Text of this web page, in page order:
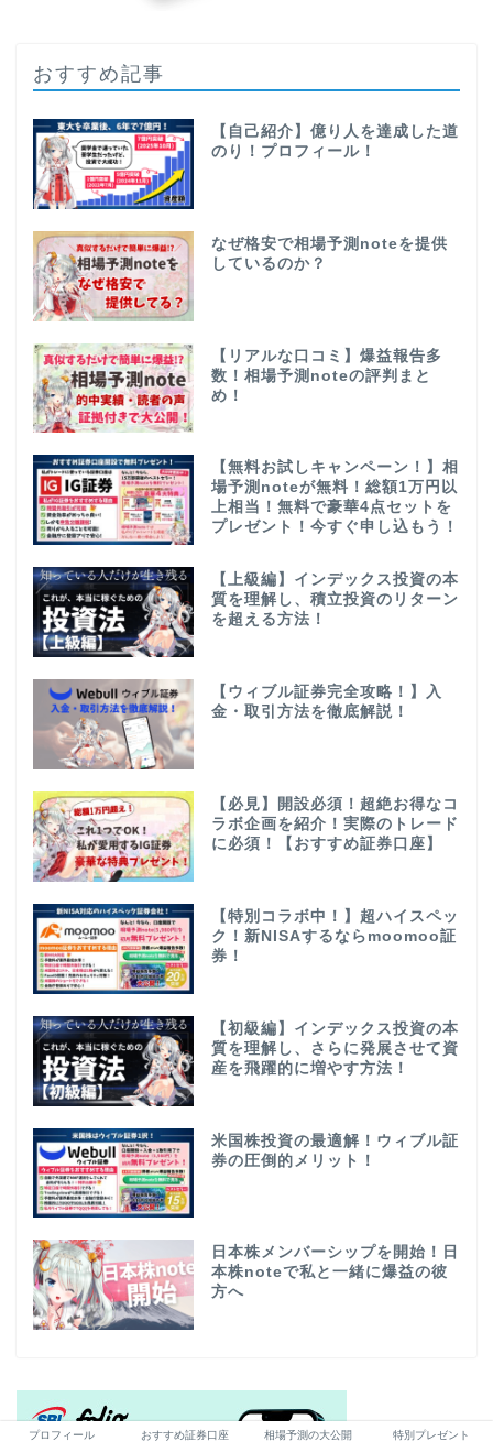
おすすめ記事
【自己紹介】億り人を達成した道
のり！プロフィール！
なぜ格安で相場予測noteを提供
しているのか？
【リアルな口コミ】爆益報告多
数！相場予測noteの評判まと
め！
【無料お試しキャンペーン！】相
場予測noteが無料！総額1万円以
上相当！無料で豪華4点セットを
プレゼント！今すぐ申し込もう！
【上級編】インデックス投資の本
質を理解し、積立投資のリターン
を超える方法！
【ウィブル証券完全攻略！】入
金・取引方法を徹底解説！
【必見】開設必須！超絶お得なコ
ラボ企画を紹介！実際のトレード
に必須！【おすすめ証券口座】
【特別コラボ中！】超ハイスペッ
ク！新NISAするならmoomoo証
券！
【初級編】インデックス投資の本
質を理解し、さらに発展させて資
産を飛躍的に増やす方法！
米国株投資の最適解！ウィブル証
券の圧倒的メリット！
日本株メンバーシップを開始！日
本株noteで私と一緒に爆益の彼
方へ
プロフィール おすすめ証券口座 相場予測の大公開 特別プレゼント